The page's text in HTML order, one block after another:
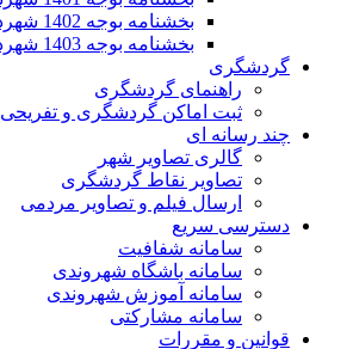
بخشنامه بوجه 1402 شهرداری ها
بخشنامه بوجه 1403 شهرداری ها
گردشگری
راهنمای گردشگری
ثبت اماکن گردشگری و تفریحی
چند رسانه ای
گالری تصاویر شهر
تصاویر نقاط گردشگری
ارسال فیلم و تصاویر مردمی
دسترسی سریع
سامانه شفافیت
سامانه باشگاه شهروندی
سامانه آموزش شهروندی
سامانه مشارکتی
قوانین و مقررات